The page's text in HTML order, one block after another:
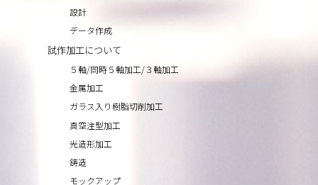
設計
データ作成
試作加工について
５軸/同時５軸加工/３軸加工
金属加工
ガラス入り樹脂切削加工
真空注型加工
光造形加工
鋳造
モックアップ